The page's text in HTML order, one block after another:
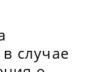
случае